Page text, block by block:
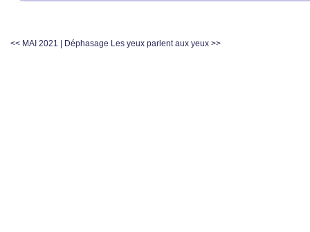
<< MAI 2021 | Déphasage Les yeux parlent aux yeux >>